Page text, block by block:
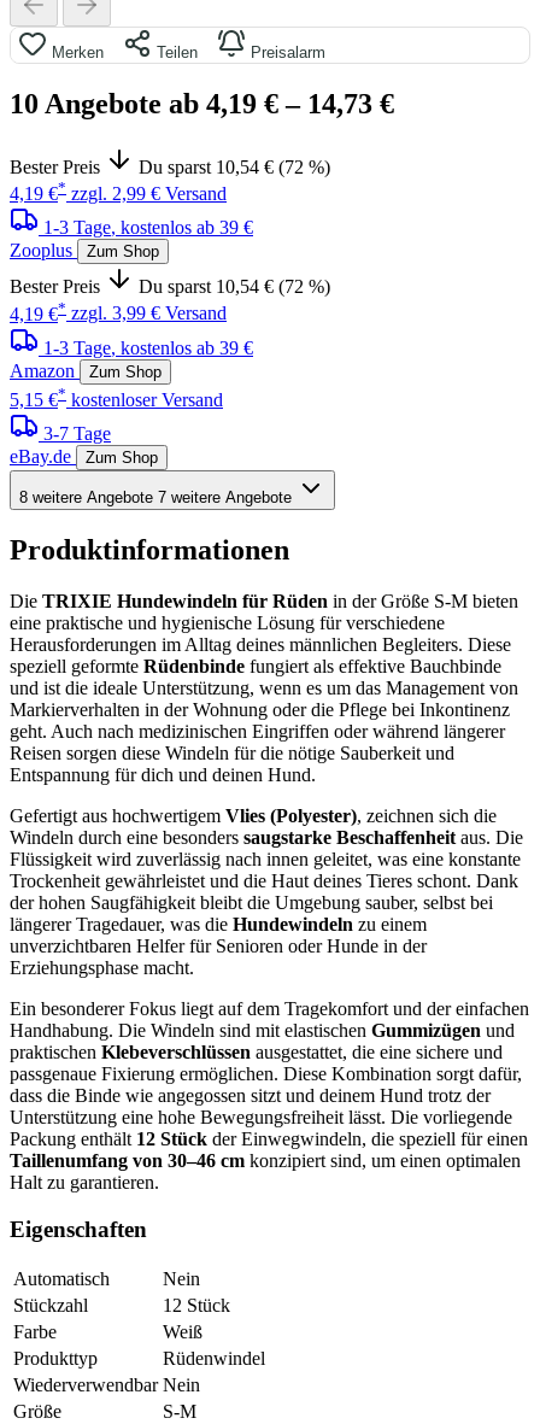
Merken Teilen Preisalarm
10 Angebote ab 4,19 €– 14,73 €
Bester Preis
Du sparst 10,54 € (72 %)
4,19 €* zzgl. 2,99 € Versand
1-3 Tage, kostenlos ab 39 €
Zooplus
Zum Shop
Bester Preis
Du sparst 10,54 € (72 %)
4,19 €* zzgl. 3,99 € Versand
1-3 Tage, kostenlos ab 39 €
Amazon
Zum Shop
5,15 €* kostenloser Versand
3-7 Tage
eBay.de
Zum Shop
8 weitere Angebote 7 weitere Angebote
Produktinformationen
Die TRIXIE Hundewindeln für Rüden in der Größe S-M bieten
eine praktische und hygienische Lösung für verschiedene
Herausforderungen im Alltag deines männlichen Begleiters. Diese
speziell geformte Rüdenbinde fungiert als effektive Bauchbinde
und ist die ideale Unterstützung, wenn es um das Management von
Markierverhalten in der Wohnung oder die Pflege bei Inkontinenz
geht. Auch nach medizinischen Eingriffen oder während längerer
Reisen sorgen diese Windeln für die nötige Sauberkeit und
Entspannung für dich und deinen Hund.
Gefertigt aus hochwertigem Vlies (Polyester), zeichnen sich die
Windeln durch eine besonders saugstarke Beschaffenheit aus. Die
Flüssigkeit wird zuverlässig nach innen geleitet, was eine konstante
Trockenheit gewährleistet und die Haut deines Tieres schont. Dank
der hohen Saugfähigkeit bleibt die Umgebung sauber, selbst bei
längerer Tragedauer, was die Hundewindeln zu einem
unverzichtbaren Helfer für Senioren oder Hunde in der
Erziehungsphase macht.
Ein besonderer Fokus liegt auf dem Tragekomfort und der einfachen
Handhabung. Die Windeln sind mit elastischen Gummizügen und
praktischen Klebeverschlüssen ausgestattet, die eine sichere und
passgenaue Fixierung ermöglichen. Diese Kombination sorgt dafür,
dass die Binde wie angegossen sitzt und deinem Hund trotz der
Unterstützung eine hohe Bewegungsfreiheit lässt. Die vorliegende
Packung enthält 12 Stück der Einwegwindeln, die speziell für einen
Taillenumfang von 30–46 cm konzipiert sind, um einen optimalen
Halt zu garantieren.
Eigenschaften
Automatisch
Nein
Stückzahl
12 Stück
Farbe
Weiß
Produkttyp
Rüdenwindel
Wiederverwendbar Nein
Größe
S-M